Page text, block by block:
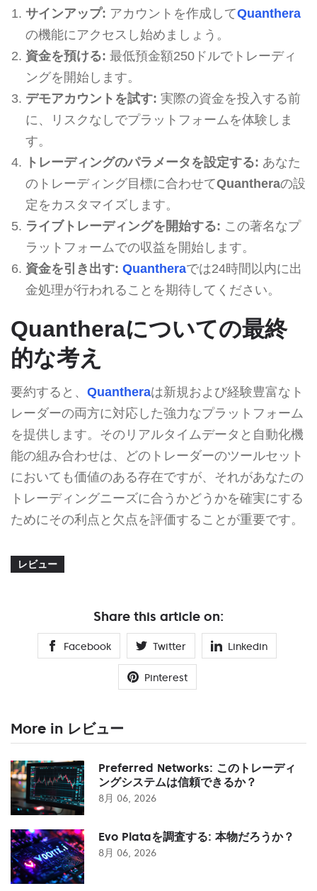
サインアップ: アカウントを作成してQuanthera
の機能にアクセスし始めましょう。
資金を預ける: 最低預金額250ドルでトレーディ
ングを開始します。
デモアカウントを試す: 実際の資金を投入する前
に、リスクなしでプラットフォームを体験しま
す。
トレーディングのパラメータを設定する: あなた
のトレーディング目標に合わせてQuantheraの設
定をカスタマイズします。
ライブトレーディングを開始する: この著名なプ
ラットフォームでの収益を開始します。
資金を引き出す: Quantheraでは24時間以内に出
金処理が行われることを期待してください。
Quantheraについての最終
的な考え
要約すると、 Quantheraは新規および経験豊富なト
レーダーの両方に対応した強力なプラットフォーム
を提供します。そのリアルタイムデータと自動化機
能の組み合わせは、どのトレーダーのツールセット
においても価値のある存在ですが、それがあなたの
トレーディングニーズに合うかどうかを確実にする
ためにその利点と欠点を評価することが重要です。
レビュー
Share this article on:
Facebook Twitter Linkedin
Pinterest
More in レビュー
Preferred Networks: このトレーディ
ングシステムは信頼できるか？
8月 06, 2026
Evo Plataを調査する: 本物だろうか？
8月 06, 2026